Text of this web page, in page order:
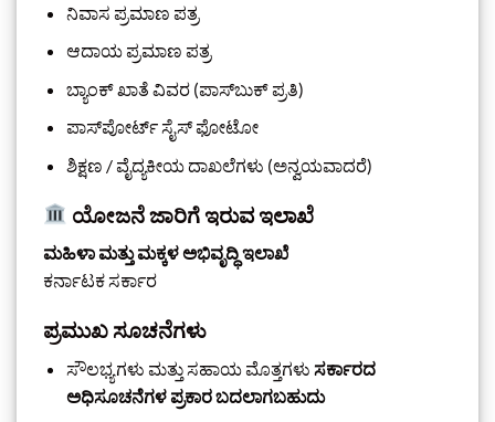
ನಿವಾಸ ಪ್ರಮಾಣ ಪತ್ರ
ಆದಾಯ ಪ್ರಮಾಣ ಪತ್ರ
ಬ್ಯಾಂಕ್ ಖಾತೆ ವಿವರ (ಪಾಸ್‌ಬುಕ್ ಪ್ರತಿ)
ಪಾಸ್‌ಪೋರ್ಟ್ ಸೈಸ್ ಫೋಟೋ
ಶಿಕ್ಷಣ / ವೈದ್ಯಕೀಯ ದಾಖಲೆಗಳು (ಅನ್ವಯವಾದರೆ)
ಯೋಜನೆ ಜಾರಿಗೆ ಇರುವ ಇಲಾಖೆ
ಮಹಿಳಾ ಮತ್ತು ಮಕ್ಕಳ ಅಭಿವೃದ್ಧಿ ಇಲಾಖೆ
ಕರ್ನಾಟಕ ಸರ್ಕಾರ
ಪ್ರಮುಖ ಸೂಚನೆಗಳು
ಸೌಲಭ್ಯಗಳು ಮತ್ತು ಸಹಾಯ ಮೊತ್ತಗಳು ಸರ್ಕಾರದ
ಅಧಿಸೂಚನೆಗಳ ಪ್ರಕಾರ ಬದಲಾಗಬಹುದು